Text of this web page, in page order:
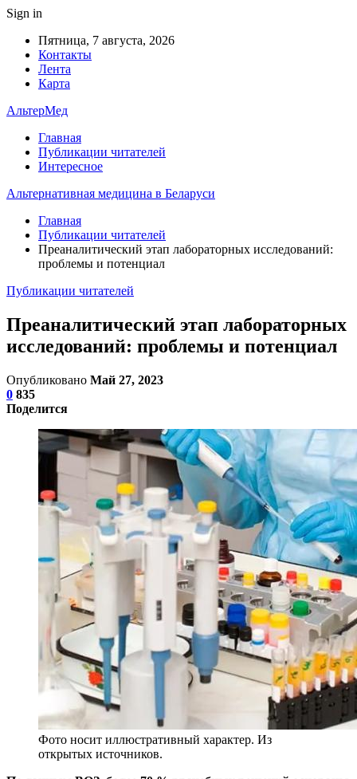
Sign in
Пятница, 7 августа, 2026
Контакты
Лента
Карта
АльтерМед
Главная
Публикации читателей
Интересное
Альтернативная медицина в Беларуси
Главная
Публикации читателей
Преаналитический этап лабораторных исследований:
проблемы и потенциал
Публикации читателей
Преаналитический этап лабораторных
исследований: проблемы и потенциал
Опубликовано Май 27, 2023
0 835
Поделится
Фото носит иллюстративный характер. Из
открытых источников.